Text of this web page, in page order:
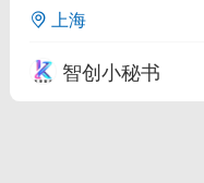
1
上海
智创小秘书